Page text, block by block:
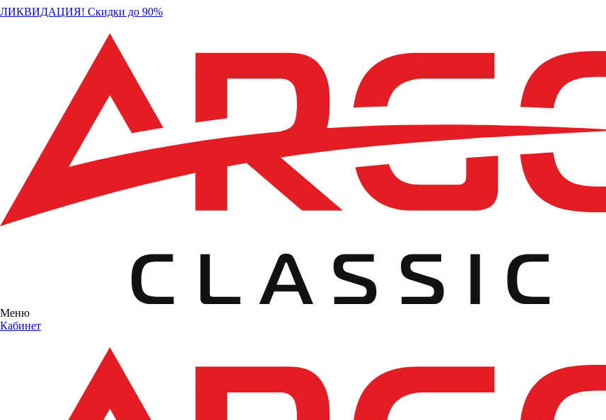
ЛИКВИДАЦИЯ! Скидки до 90%
Меню
Кабинет